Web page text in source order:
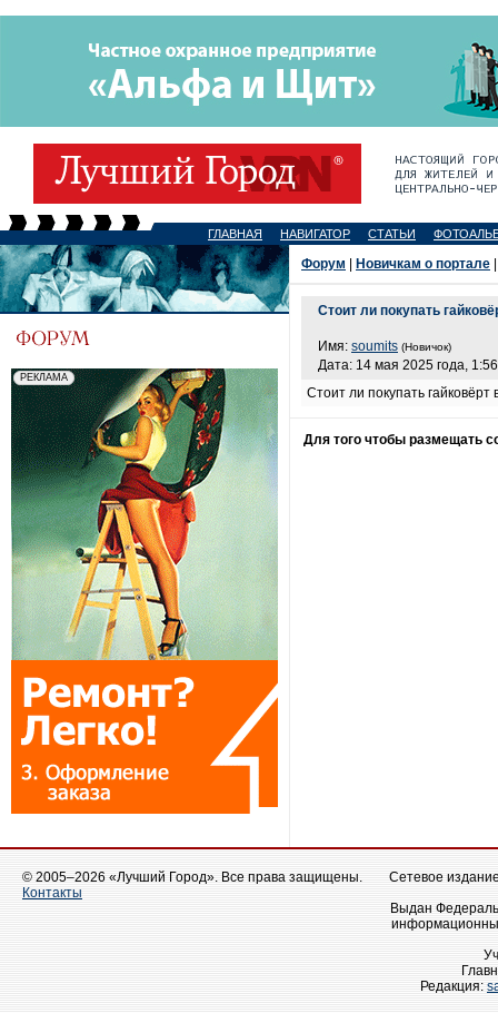
ГЛАВНАЯ НАВИГАТОР СТАТЬИ
Форум Новичкам о портале
Стоит ли покупать
Имя: soumits (Новичок)
Дата: 14 мая 2025 года, 1:56
Стоит ли покупать
Для того чтобы размещать
© 2005–2026 «Лучший Город». Все права защищены.
Контакты
Сетевое
Выдан
Редакция: